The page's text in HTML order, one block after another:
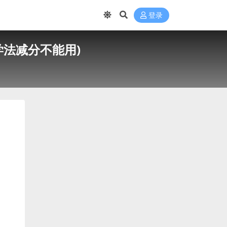
登录
减分不能用)